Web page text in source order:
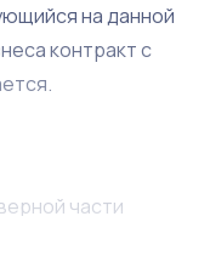
на данной
контракт с
части